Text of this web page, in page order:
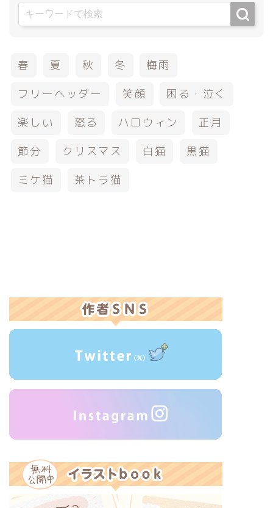
春 夏 秋 冬
梅雨
フリーヘッダー
笑顔
困る・泣く
楽しい
怒る ハロウィン
正月
節分
クリスマス 白猫
黒猫
ミケ猫
茶トラ猫